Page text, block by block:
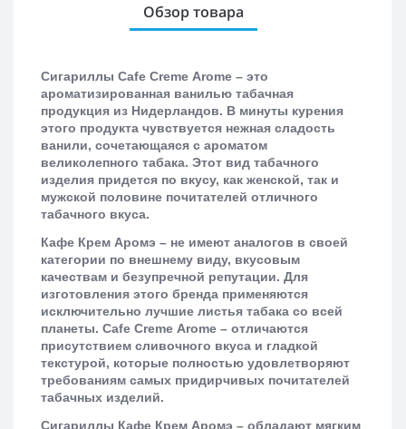
Обзор товара
Сигариллы Cafe Creme Arome – это
ароматизированная ванилью табачная
продукция из Нидерландов. В минуты курения
этого продукта чувствуется нежная сладость
ванили, сочетающаяся с ароматом
великолепного табака. Этот вид табачного
изделия придется по вкусу, как женской, так и
мужской половине почитателей отличного
табачного вкуса.
Кафе Крем Аромэ – не имеют аналогов в своей
категории по внешнему виду, вкусовым
качествам и безупречной репутации. Для
изготовления этого бренда применяются
исключительно лучшие листья табака со всей
планеты. Cafe Creme Arome – отличаются
присутствием сливочного вкуса и гладкой
текстурой, которые полностью удовлетворяют
требованиям самых придирчивых почитателей
табачных изделий.
Сигариллы Кафе Крем Аромэ – обладают мягким